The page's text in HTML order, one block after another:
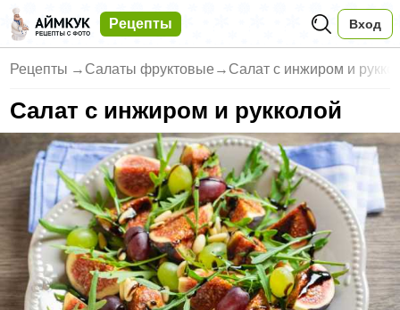
Рецепты Вход
Рецепты → Салаты фруктовые → Салат с инжиром и
Салат с инжиром и рукколой